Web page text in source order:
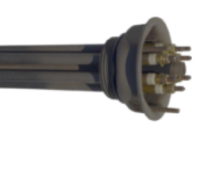
hőcserélőt, ezeket is
vagy a bypass-
Tulajdonságai: -
bilincs tartozék. - Max.